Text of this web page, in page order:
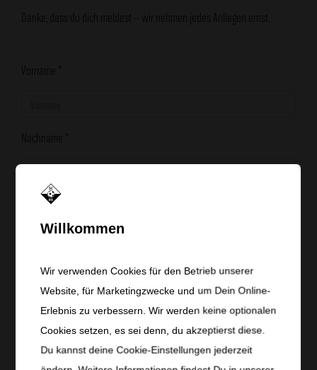
Danke, dass du dich meldest – wir nehmen jedes Anliegen ernst.
Vorname *
Nachname *
E-Mail*
Phone number
Ich möchte*
Willkommen
Wir verwenden Cookies für den Betrieb unserer
Website, für Marketingzwecke und um Dein Online-
Erlebnis zu verbessern. Wir werden keine optionalen
Cookies setzen, es sei denn, du akzeptierst diese.
Du kannst deine Cookie-Einstellungen jederzeit